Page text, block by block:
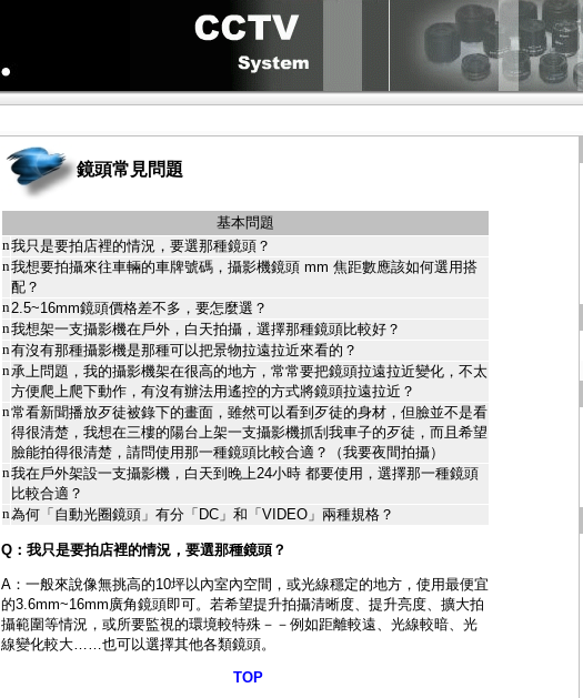
鏡頭常見問題
基本問題
n我只是要拍店裡的情況，要選那種鏡頭？
n我想要拍攝來往車輛的車牌號碼，攝影機鏡頭 mm 焦距數應該如何選用搭
配？
n 2.5~16mm鏡頭價格差不多，要怎麼選？
n我想架一支攝影機在戶外，白天拍攝，選擇那種鏡頭比較好？
n有沒有那種攝影機是那種可以把景物拉遠拉近來看的？
n承上問題，我的攝影機架在很高的地方，常常要把鏡頭拉遠拉近變化，不太
方便爬上爬下動作，有沒有辦法用遙控的方式將鏡頭拉遠拉近？
n常看新聞播放歹徒被錄下的畫面，雖然可以看到歹徒的身材，但臉並不是看
得很清楚，我想在三樓的陽台上架一支攝影機抓刮我車子的歹徒，而且希望
臉能拍得很清楚，請問使用那一種鏡頭比較合適？（我要夜間拍攝）
n我在戶外架設一支攝影機，白天到晚上24小時 都要使用，選擇那一種鏡頭
比較合適？
n為何「自動光圈鏡頭」有分「DC」和「VIDEO」兩種規格？
Q：我只是要拍店裡的情況，要選那種鏡頭？
A：一般來說像無挑高的10坪以內室內空間，或光線穩定的地方，使用最便宜
的3.6mm~16mm廣角鏡頭即可。若希望提升拍攝清晰度、提升亮度、擴大拍
攝範圍等情況，或所要監視的環境較特殊－－例如距離較遠、光線較暗、光
線變化較大……也可以選擇其他各類鏡頭。
TOP